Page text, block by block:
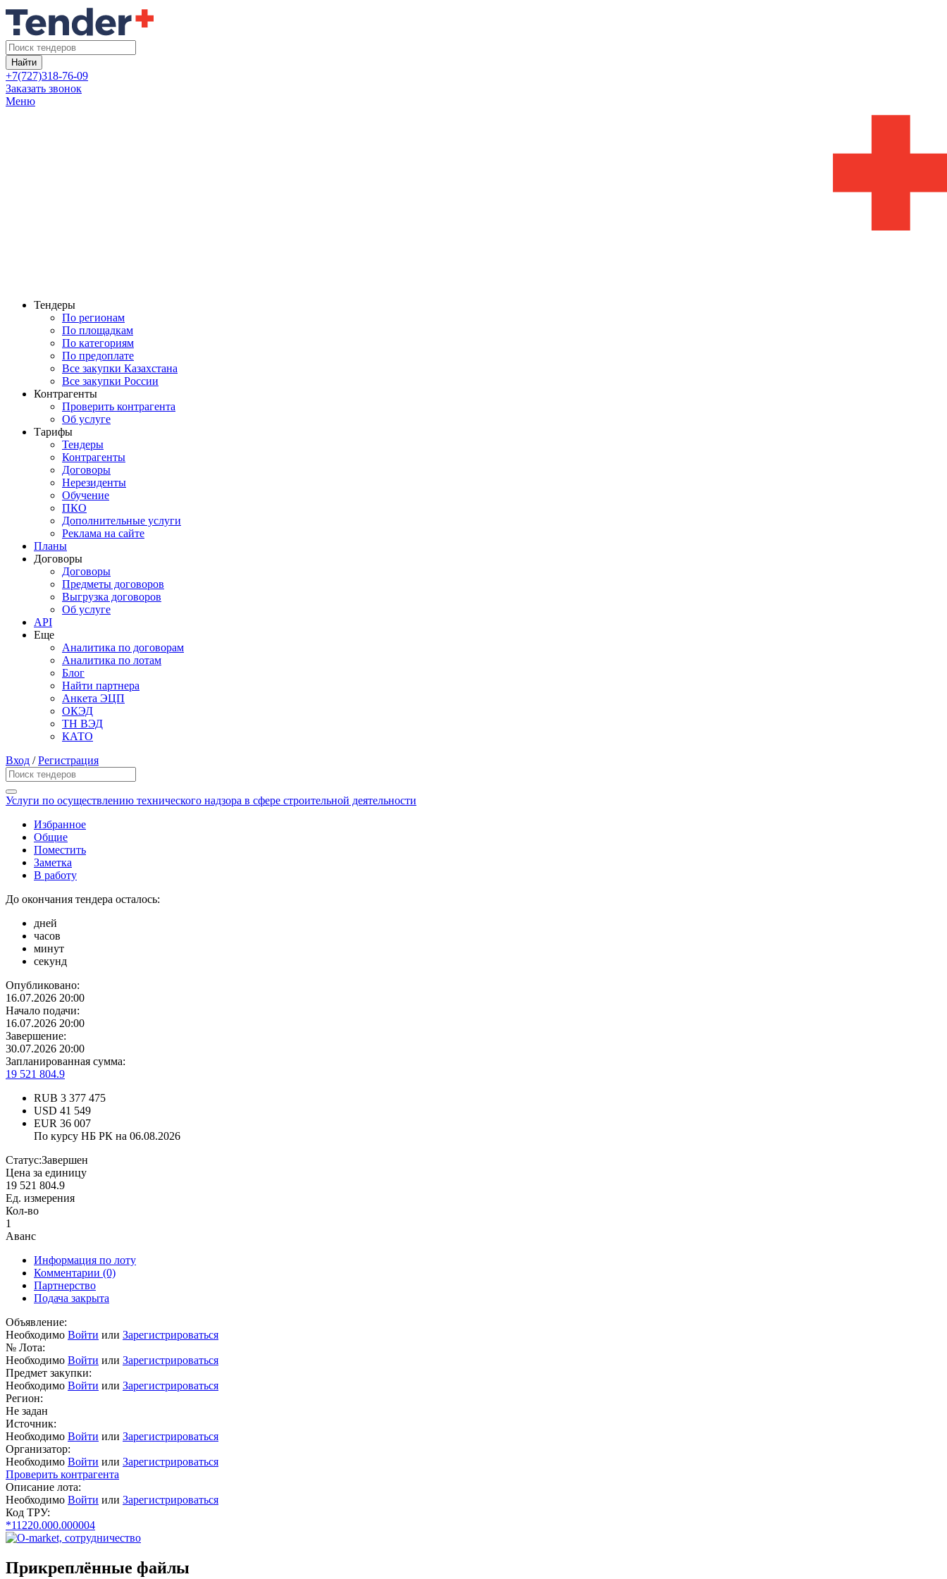
Найти
+7(727)318-76-09
Заказать звонок
Меню
Тендеры
По регионам
По площадкам
По категориям
По предоплате
Все закупки Казахстана
Все закупки России
Контрагенты
Проверить контрагента
Об услуге
Тарифы
Тендеры
Контрагенты
Договоры
Нерезиденты
Обучение
ПКО
Дополнительные услуги
Реклама на сайте
Планы
Договоры
Договоры
Предметы договоров
Выгрузка договоров
Об услуге
API
Еще
Аналитика по договорам
Аналитика по лотам
Блог
Найти партнера
Анкета ЭЦП
ОКЭД
ТН ВЭД
КАТО
Вход /Регистрация
Услуги по осуществлению технического надзора в сфере строительной деятельности
Избранное
Общие
Поместить
Заметка
В работу
До окончания тендера осталось:
дней
часов
минут
секунд
Опубликовано:
16.07.2026 20:00
Начало подачи:
16.07.2026 20:00
Завершение:
30.07.2026 20:00
Запланированная сумма:
19 521 804.9
RUB 3 377 475
USD 41 549
EUR 36 007
По курсу НБ РК на 06.08.2026
Статус:Завершен
Цена за единицу
19 521 804.9
Ед. измерения
Кол-во
1
Аванс
Информация по лоту
Комментарии (0)
Партнерство
Подача закрыта
Объявление:
Необходимо Войти или Зарегистрироваться
№ Лота:
Необходимо Войти или Зарегистрироваться
Предмет закупки:
Необходимо Войти или Зарегистрироваться
Регион:
Не задан
Источник:
Необходимо Войти или Зарегистрироваться
Организатор:
Необходимо Войти или Зарегистрироваться
Проверить контрагента
Описание лота:
Необходимо Войти или Зарегистрироваться
Код ТРУ:
*11220.000.000004
Прикреплённые файлы